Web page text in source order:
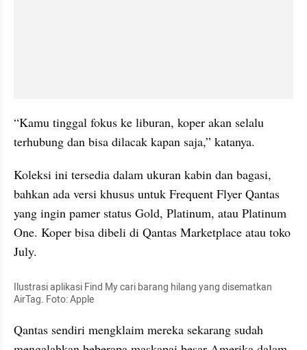
“Kamu tinggal fokus ke liburan, koper akan selalu
terhubung dan bisa dilacak kapan saja,” katanya.
Koleksi ini tersedia dalam ukuran kabin dan bagasi,
bahkan ada versi khusus untuk Frequent Flyer Qantas
yang ingin pamer status Gold, Platinum, atau Platinum
One. Koper bisa dibeli di Qantas Marketplace atau toko
July.
Ilustrasi aplikasi Find My cari barang hilang yang disematkan
AirTag. Foto: Apple
Qantas sendiri mengklaim mereka sekarang sudah